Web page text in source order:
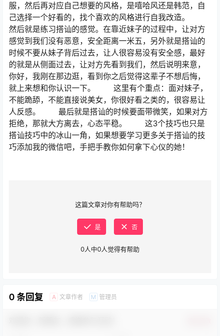
服，然后再对应自己想要的风格，是嘻哈风还是韩范，自
己选择一个好看的，找个喜欢的风格进行自我改造。
然后就是练习搭讪的感觉。在靠近妹子的过程中，让对方
感觉到我们没有恶意，安全距离一米五，另外就是搭讪的
时候不要从妹子背后过去，让人很容易没有安全感，最好
的就是从侧面过去，让对方先看到我们，然后说明来意，
你好，我刚在那边逛，看到你之后觉得这辈子不想后悔，
就上来想和你认识一下。 这里有个重点：面对妹子，
不能跪舔，不能直接说美女，你很好看之类的，很容易让
人反感。 最后就是搭讪的时候要面带微笑，如果对方
拒绝，那就大方离去，心态平稳。 这3个技巧也只是
搭讪技巧中的冰山一角，如果想要学习更多关于搭讪的技
巧添加我的微信吧，手把手教你如何拿下心仪的她！
这篇文章对你有帮助吗？
是 否
0人中0人觉得有帮助
0 条回复 A 文章作者 M 管理员